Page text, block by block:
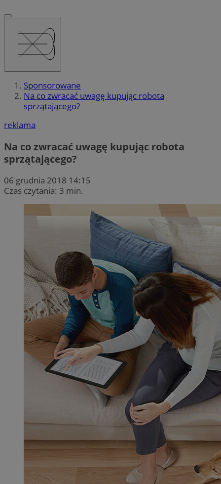
Sponsorowane
Na co zwracać uwagę kupując robota
sprzątającego?
reklama
Na co zwracać uwagę kupując robota
sprzątającego?
06 grudnia 2018 14:15
Czas czytania: 3 min.